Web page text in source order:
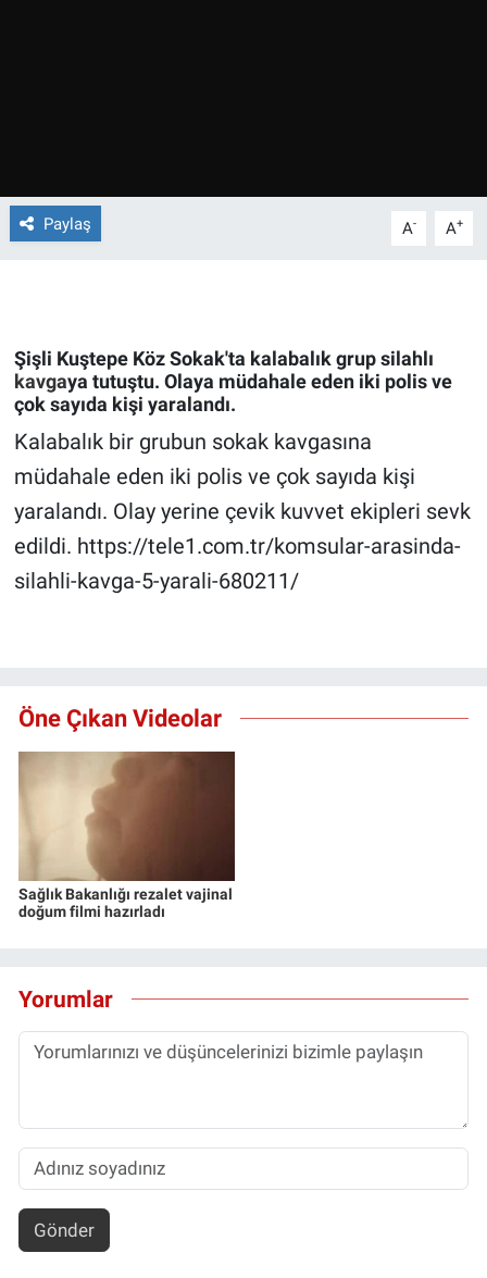
Paylaş A- A+
Şişli Kuştepe Köz Sokak'ta kalabalık grup silahlı
kavgaya tutuştu. Olaya müdahale eden iki polis ve
çok sayıda kişi yaralandı.
Kalabalık bir grubun sokak kavgasına
müdahale eden iki polis ve çok sayıda kişi
yaralandı. Olay yerine çevik kuvvet ekipleri sevk
edildi. https://tele1.com.tr/komsular-arasinda-
silahli-kavga-5-yarali-680211/
Öne Çıkan Videolar
Sağlık Bakanlığı rezalet vajinal
doğum filmi hazırladı
Yorumlar
Gönder
Ekonomi
Gün Başlıyor
Gün Bitiyor
Gün Ortası
Gündem Özel
Günün görüntüsü
İlan
Kimdir
Koronavirüs
Kültür Sanat
Popüler
Sağlık
Spor